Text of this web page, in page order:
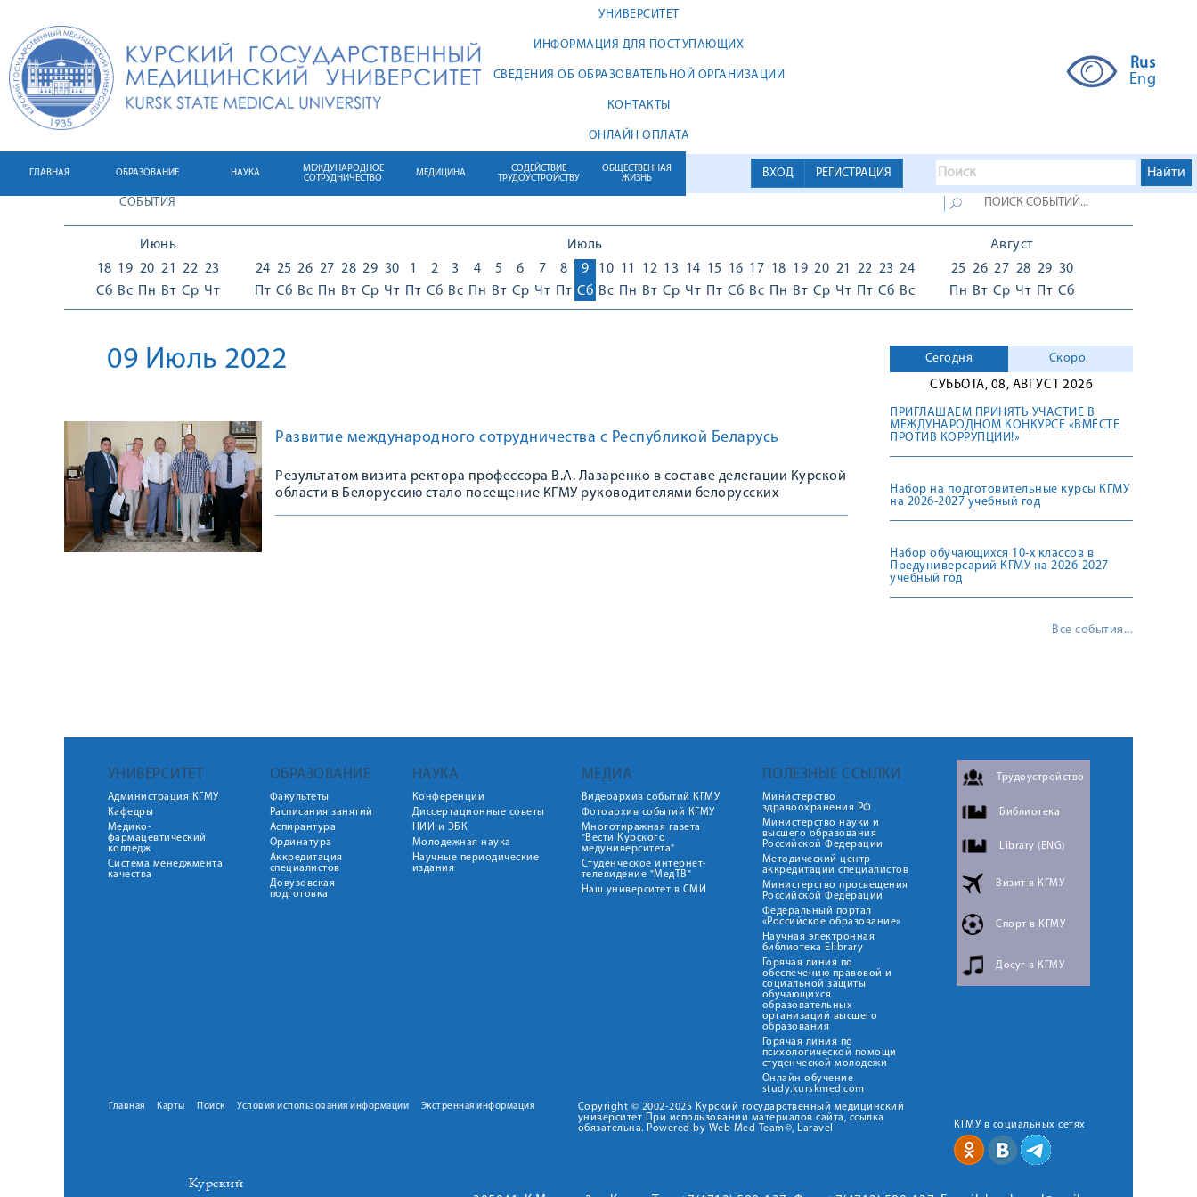
УНИВЕРСИТЕТ
ИНФОРМАЦИЯ ДЛЯ ПОСТУПАЮЩИХ
СВЕДЕНИЯ ОБ ОБРАЗОВАТЕЛЬНОЙ ОРГАНИЗАЦИИ
КОНТАКТЫ
ОНЛАЙН ОПЛАТА
Rus
Eng
ВХОД РЕГИСТРАЦИЯ
ГЛАВНАЯ ОБРАЗОВАНИЕ НАУКА
МЕЖДУНАРОДНОЕ
СОТРУДНИЧЕСТВО
МЕДИЦИНА
СОДЕЙСТВИЕ
ТРУДОУСТРОЙСТВУ
ОБЩЕСТВЕННАЯ
ЖИЗНЬ
СОБЫТИЯ
Июнь
18
Сб
19
Вс
20
Пн
21
Вт
22
Ср
23
Чт
Июль
24
Пт
25
Сб
26
Вс
27
Пн
28
Вт
29
Ср
30
Чт
1
Пт
2
Сб
3
Вс
4
Пн
5
Вт
6
Ср
7
Чт
8
Пт
9
Сб
10
Вс
11
Пн
12
Вт
13
Ср
14
Чт
15
Пт
16
Сб
17
Вс
18
Пн
19
Вт
20
Ср
21
Чт
22
Пт
23
Сб
24
Вс
Август
25
Пн
26
Вт
27
Ср
28
Чт
29
Пт
30
Сб
09 Июль 2022
Развитие международного сотрудничества с Республикой Беларусь
Результатом визита ректора профессора В.А. Лазаренко в составе делегации Курской
области в Белоруссию стало посещение КГМУ руководителями белорусских
Сегодня
Скоро
СУББОТА, 08, АВГУСТ 2026
ПРИГЛАШАЕМ ПРИНЯТЬ УЧАСТИЕ В
МЕЖДУНАРОДНОМ КОНКУРСЕ «ВМЕСТЕ
ПРОТИВ КОРРУПЦИИ!»
Набор на подготовительные курсы КГМУ
на 2026-2027 учебный год
Набор обучающихся 10-х классов в
Предуниверсарий КГМУ на 2026-2027
учебный год
Все события...
УНИВЕРСИТЕТ
Администрация КГМУ
Кафедры
Медико-
фармацевтический
колледж
Система менеджмента
качества
ОБРАЗОВАНИЕ
Факультеты
Расписания занятий
Аспирантура
Ординатура
Аккредитация
специалистов
Довузовская
подготовка
НАУКА
Конференции
Диссертационные советы
НИИ и ЭБК
Молодежная наука
Научные периодические
издания
МЕДИА
Видеоархив событий КГМУ
Фотоархив событий КГМУ
Многотиражная газета
"Вести Курского
медуниверситета"
Студенческое интернет-
телевидение "МедТВ"
Наш университет в СМИ
ПОЛЕЗНЫЕ ССЫЛКИ
Министерство
здравоохранения РФ
Министерство науки и
высшего образования
Российской Федерации
Методический центр
аккредитации специалистов
Министерство просвещения
Российской Федерации
Федеральный портал
«Российское образование»
Научная электронная
библиотека Elibrary
Горячая линия по
обеспечению правовой и
социальной защиты
обучающихся
образовательных
организаций высшего
образования
Горячая линия по
психологической помощи
студенческой молодежи
Онлайн обучение
study.kurskmed.com
Трудоустройство
Библиотека
Library (ENG)
Визит в КГМУ
Спорт в КГМУ
Досуг в КГМУ
Главная Карты Поиск Условия использования информации Экстренная информация
Copyright © 2002-2025 Курский государственный медицинский
университет При использовании материалов сайта, ссылка
обязательна. Powered by Web Med Team©, Laravel
КГМУ в социальных сетях
Курский